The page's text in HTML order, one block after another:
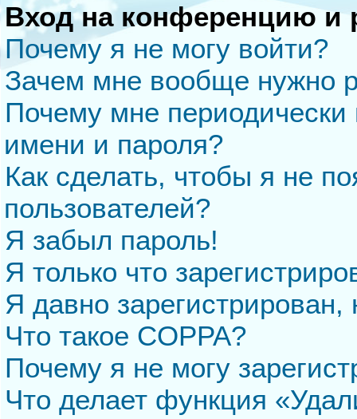
Вход на конференцию и
Почему я не могу войти?
Зачем мне вообще нужно
Почему мне периодически
имени и пароля?
Как сделать, чтобы я не
пользователей?
Я забыл пароль!
Я только что
Я давно
Что такое COPPA?
Почему я не могу
Что делает функция